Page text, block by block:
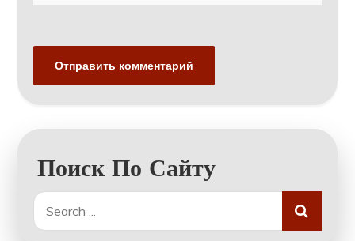
Поиск По Сайту
Search
for: